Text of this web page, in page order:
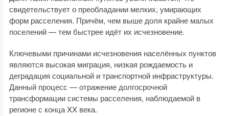
свидетельствует о преобладании мелких, умирающих
форм расселения. Причём, чем выше доля крайне малых
поселений — тем быстрее идёт их исчезновение.
Ключевыми причинами исчезновения населённых пунктов
являются высокая миграция, низкая рождаемость и
деградация социальной и транспортной инфраструктуры.
Данный процесс — отражение долгосрочной
трансформации системы расселения, наблюдаемой в
регионе с конца XX века.